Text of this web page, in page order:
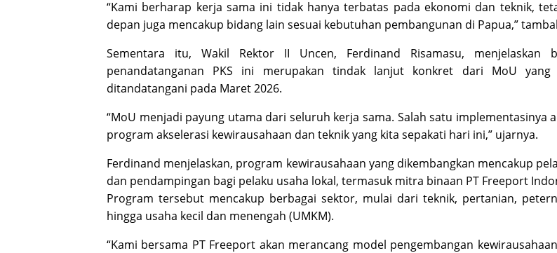
“Kami berharap kerja sama ini tidak hanya terbatas pada ekonomi dan teknik,
depan juga mencakup bidang lain sesuai kebutuhan pembangunan di Papua,”
Sementara itu, Wakil Rektor II Uncen, Ferdinand Risamasu, menjelaskan
penandatanganan PKS ini merupakan tindak lanjut konkret dari MoU yang
ditandatangani pada Maret 2026.
“MoU menjadi payung utama dari seluruh kerja sama. Salah satu implementasinya
program akselerasi kewirausahaan dan teknik yang kita sepakati hari ini,” ujarnya.
Ferdinand menjelaskan, program kewirausahaan yang dikembangkan mencakup
dan pendampingan bagi pelaku usaha lokal, termasuk mitra binaan PT Freeport
Program tersebut mencakup berbagai sektor, mulai dari teknik, pertanian,
hingga usaha kecil dan menengah (UMKM).
“Kami bersama PT Freeport akan merancang model pengembangan